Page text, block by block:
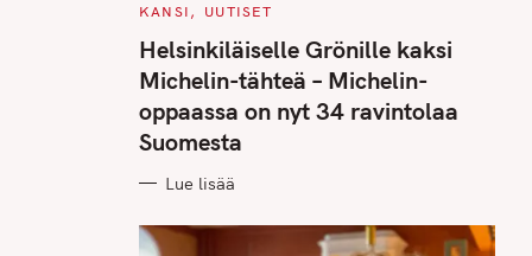
C
T
E
G
O
I
E
S
KANSI UUTISET
Helsinkiläiselle Grönille kaksi
Michelin-tähteä – Michelin-
oppaassa on nyt 34 ravintolaa
Suomesta
Lue lisää